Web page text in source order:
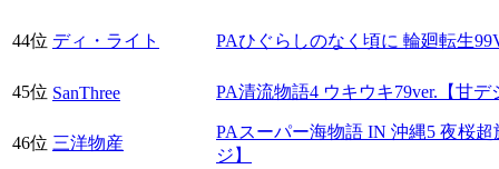
44位 ディ・ライト PAひぐらしのなく頃に 輪廻転生
45位 SanThree PA清流物語4 ウキウキ79ver.【甘デ
46位 三洋物産
PAスーパー海物語 IN 沖縄5 夜桜超
ジ】